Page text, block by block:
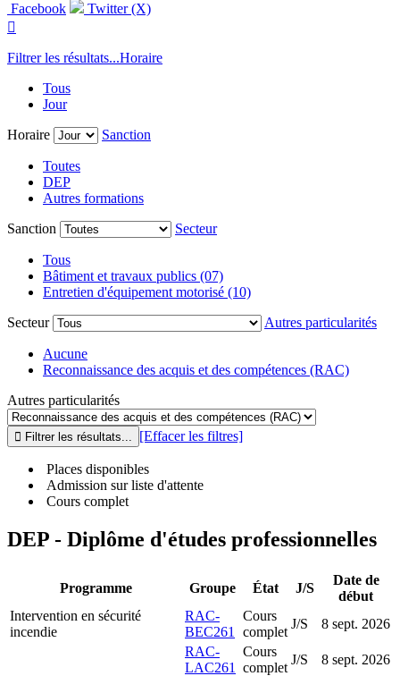
Facebook
Twitter (X)

Filtrer les résultats...Horaire
Tous
Jour
Horaire
Sanction
Toutes
DEP
Autres formations
Sanction
Secteur
Tous
Bâtiment et travaux publics (07)
Entretien d'équipement motorisé (10)
Secteur
Autres particularités
Aucune
Reconnaissance des acquis et des compétences (RAC)
Autres particularités
[Effacer les filtres]
Places disponibles
Admission sur liste d'attente
Cours complet
DEP - Diplôme d'études professionnelles
Programme Groupe État J/S
Date de
début
Intervention en sécurité
incendie
RAC-
BEC261
Cours
complet
J/S
8 sept. 2026
RAC-
LAC261
Cours
complet
J/S
8 sept. 2026